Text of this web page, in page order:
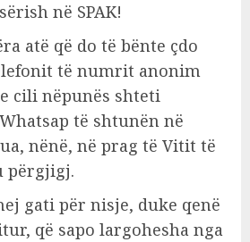
në SPAK!
atë që do të bënte çdo
të numrit anonim
cili nëpunës shteti
të shtunën në
nënë, në prag të Vitit të
përgjigj.
gati për nisje, duke qenë
që sapo largohesha nga